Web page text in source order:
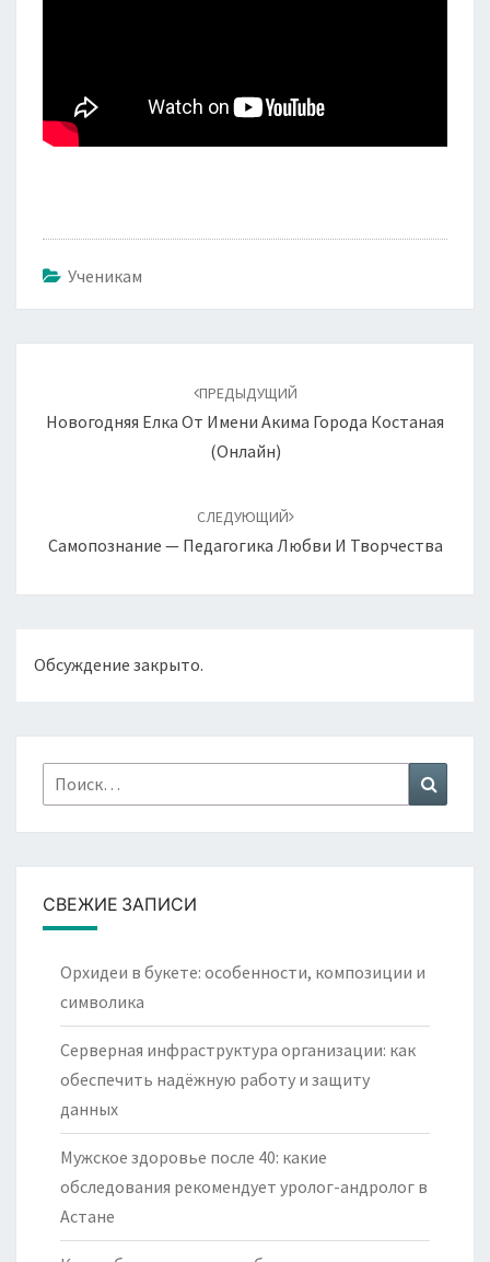
Ученикам
записям
ПРЕДЫДУЩИЙ
Новогодняя Елка От Имени Акима Города Костаная
(онлайн)
СЛЕДУЮЩИЙ
Самопознание — Педагогика Любви И Творчества
Обсуждение закрыто.
Найти:
СВЕЖИЕ ЗАПИСИ
Орхидеи в букете: особенности, композиции и
символика
Серверная инфраструктура организации: как
обеспечить надёжную работу и защиту
данных
Мужское здоровье после 40: какие
обследования рекомендует уролог-андролог в
Астане